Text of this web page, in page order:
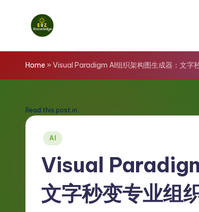
E
z
n
w
Home » Visual Paradigm AI组织架构图生成器：文字
Read this post in:
Posted
AI
Visual
文字秒变专业组